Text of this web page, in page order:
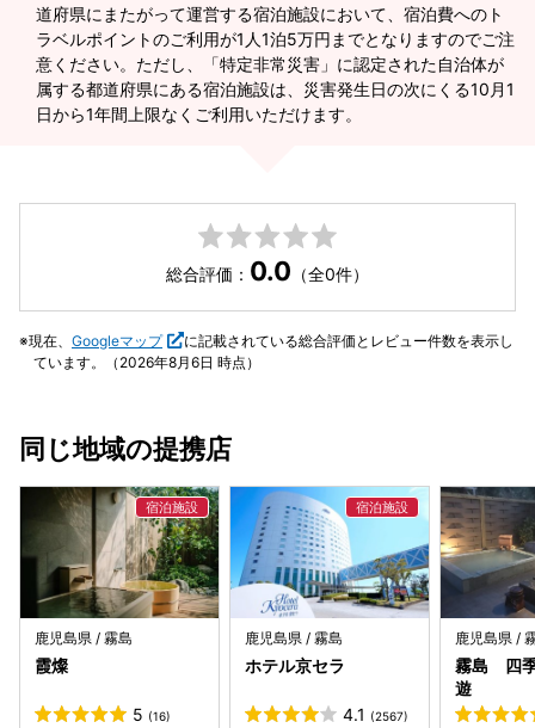
道府県にまたがって運営する宿泊施設において、宿泊費へのト
ラベルポイントのご利用が1人1泊5万円までとなりますのでご注
意ください。ただし、「特定非常災害」に認定された自治体が
属する都道府県にある宿泊施設は、災害発生日の次にくる10月1
日から1年間上限なくご利用いただけます。
総合評価： 0.0 （全0件）
現在、 Googleマップ
に記載されている総合評価とレビュー件数を表示し
ています。（2026年8月6日 時点）
同じ地域の提携店
鹿児島県 / 霧島
霞燦
5 (16)
鹿児島県 / 霧島
ホテル京セラ
4.1 (2567)
鹿児島県 /
霧島 四
遊